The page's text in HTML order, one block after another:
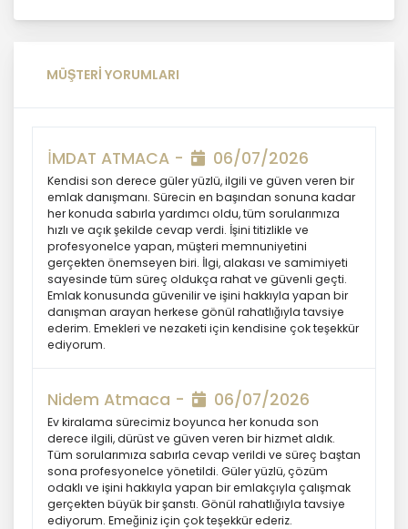
A.Ş. kişisel veri sahiplerinin temel
menfaatlerini dikkate alarak işlediği
kişisel verilerin doğru ve güncel
olmasını sağlamakla ve bu
doğrultuda gerekli tedbirleri almak
için gerekli sistemleri kurmakla
yükümlüdür.
3. Belirli, Açık ve Meşru Amaçlarla
İşleme
MASTERTURK FRANCHİSİNG
GAYRİMENKUL SATIŞ VE PAZARLAMA
işleneceğini belirlemekle ve bu
amaçları kişisel veriler işlenmeden
önce veri sahiplerinin bilgisine
sunmakla yükümlüdür. Kişisel veriler
belirtilen meşru ve hukuka uygun
amaçlar dışında işlenmeyecektir..
MÜŞTERİ YORUMLARI
İMDAT ATMACA - 06/07/2026
Kendisi son derece güler yüzlü, ilgili ve güven veren bir
emlak danışmanı. Sürecin en başından sonuna kadar
her konuda sabırla yardımcı oldu, tüm sorularımıza
hızlı ve açık şekilde cevap verdi. İşini titizlikle ve
profesyonelce yapan, müşteri memnuniyetini
gerçekten önemseyen biri. İlgi, alakası ve samimiyeti
sayesinde tüm süreç oldukça rahat ve güvenli geçti.
Emlak konusunda güvenilir ve işini hakkıyla yapan bir
danışman arayan herkese gönül rahatlığıyla tavsiye
ederim. Emekleri ve nezaketi için kendisine çok teşekkür
ediyorum.
Nidem Atmaca - 06/07/2026
Ev kiralama sürecimiz boyunca her konuda son
derece ilgili, dürüst ve güven veren bir hizmet aldık.
Tüm sorularımıza sabırla cevap verildi ve süreç baştan
sona profesyonelce yönetildi. Güler yüzlü, çözüm
odaklı ve işini hakkıyla yapan bir emlakçıyla çalışmak
gerçekten büyük bir şanstı. Gönül rahatlığıyla tavsiye
ediyorum. Emeğiniz için çok teşekkür ederiz.